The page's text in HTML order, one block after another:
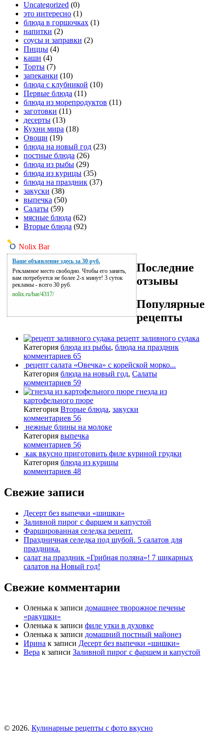
Uncategorized (0)
это интересно (1)
блюда в горшочках (1)
напитки (2)
соусы и заправки (2)
Пиццы (4)
каши (4)
Торты (7)
запеканки (10)
блюда с клубникой (10)
Первые блюда (11)
блюда из морепродуктов (11)
заготовки (11)
десерты (13)
Кухни мира (18)
Овощи (19)
блюда на новый год (23)
постные блюда (26)
блюда из рыбы (29)
блюда из курицы (35)
блюда на праздник (37)
закуски (38)
выпечка (50)
Салаты (59)
мясные блюда (62)
Вторые блюда (92)
Nolix Bar
Ваше объявление здесь за 30 руб.
Рекламное место свободно. Чтобы его занять,
вам потребуется не более 2-х минут! 3 суток
рекламы - всего 30 руб.
nolix.ru/bar/4317/
Последние
отзывы
Популярные
рецепты
рецепт заливного судака
Категория блюда из рыбы, блюда на праздник
комментариев 65
рецепт салата «Овечка» с корейской морко...
Категория блюда на новый год, Салаты
комментариев 59
гнезда из
картофельного пюре
Категория Вторые блюда, закуски
комментариев 56
нежные блины на молоке
Категория выпечка
комментариев 56
как вкусно приготовить филе куриной грудки
Категория блюда из курицы
комментариев 48
Свежие записи
Десерт без выпечки «шишки»
Заливной пирог с фаршем и капустой
Фаршированная селедка рецепт.
Праздничная селедка под шубой. 5 салатов для
праздника.
салат на праздник «Грибная поляна»! 7 шикарных
салатов на Новый год!
Свежие комментарии
Оленька к записи домашнее творожное печенье
«ракушки»
Оленька к записи филе утки в духовке
Оленька к записи домашний постный майонез
Ирина к записи Десерт без выпечки «шишки»
Вера к записи Заливной пирог с фаршем и капустой
© 2026. Кулинарные рецепты с фото вкусно